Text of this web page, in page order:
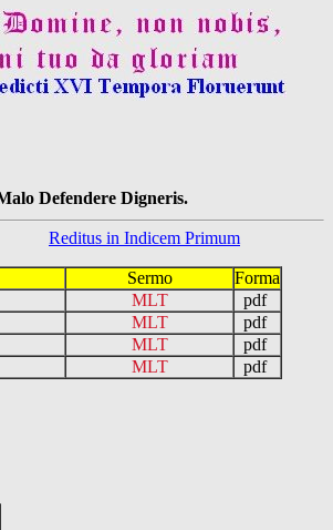
Defendere Digneris.
Reditus in Indicem Primum
Sermo
Forma
MLT
pdf
MLT
pdf
MLT
pdf
MLT pdf